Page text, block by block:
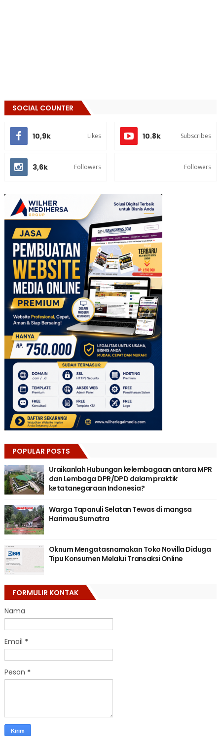
SOCIAL COUNTER
10,9k Likes 10.8k Subscribes
3,6k Followers Followers
POPULAR POSTS
Uraikanlah Hubungan kelembagaan antara MPR
dan Lembaga DPR/DPD dalam praktik
ketatanegaraan Indonesia?
Warga Tapanuli Selatan Tewas di mangsa
Harimau Sumatra
Oknum Mengatasnamakan Toko Novilla Diduga
Tipu Konsumen Melalui Transaksi Online
FORMULIR KONTAK
Nama
Email *
Pesan *